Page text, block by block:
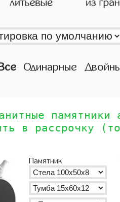
Все Одинарные
памятники
в рассрочку
Памятник